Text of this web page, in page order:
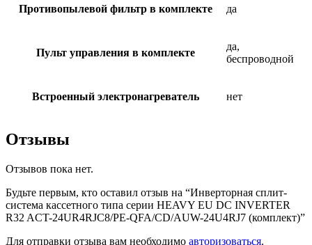
Противопылевой фильтр в комплекте да
Пульт управления в комплекте
да,
беспроводной
Встроенный электронагреватель нет
Отзывы
Отзывов пока нет.
Будьте первым, кто оставил отзыв на “Инверторная сплит-
система кассетного типа серии HEAVY EU DC INVERTER
R32 ACT-24UR4RJC8/PE-QFA/CD/AUW-24U4RJ7 (комплект)”
Для отправки отзыва вам необходимо авторизоваться.